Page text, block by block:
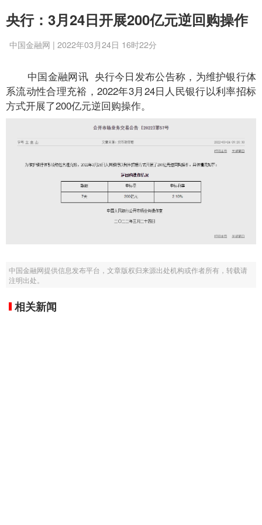
央行：3月24日开展200亿元逆回购操作
中国金融网 | 2022年03月24日 16时22分
中国金融网讯 央行今日发布公告称，为维护银行体
系流动性合理充裕，2022年3月24日人民银行以利率招标
方式开展了200亿元逆回购操作。
中国金融网提供信息发布平台，文章版权归来源出处机构或作者所有，转载请
注明出处。
相关新闻